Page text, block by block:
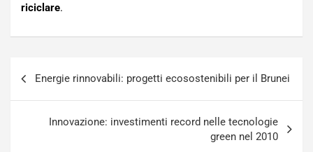
riciclare.
articoli
Energie rinnovabili: progetti ecosostenibili per il Brunei
Innovazione: investimenti record nelle tecnologie
green nel 2010